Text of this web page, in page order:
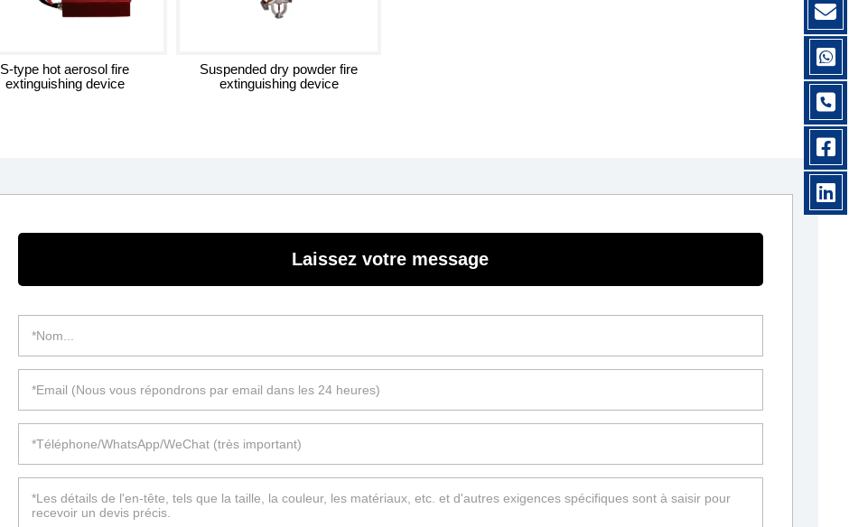
S-type hot aerosol fire
extinguishing device
Suspended dry powder fire
extinguishing device
Laissez votre message